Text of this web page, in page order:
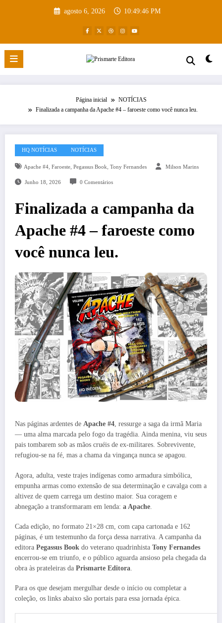
agosto 6, 2026 10:49:47 PM
Página inicial
NOTÍCIAS
Finalizada a campanha da Apache #4 – faroeste como você nunca leu.
HQ NOTÍCIAS NOTÍCIAS
Apache #4, Faroeste, Pegassus Book, Tony Fernandes Milson Marins
Junho 18, 2026 0 Comentários
Finalizada a campanha da
Apache #4 – faroeste como
você nunca leu.
Nas páginas ardentes de Apache #4, ressurge a saga da irmã Maria
— uma alma marcada pelo fogo da tragédia. Ainda menina, viu seus
pais tombarem sob as mãos cruéis de ex-militares. Sobrevivente,
refugiou-se na fé, mas a chama da vingança nunca se apagou.
Agora, adulta, veste trajes indígenas como armadura simbólica,
empunha armas como extensão de sua determinação e cavalga com a
altivez de quem carrega um destino maior. Sua coragem e
abnegação a transformaram em lenda: a Apache
Cada edição, no formato 21×28 cm, com capa cartonada e 162
páginas, é um testemunho da força dessa narrativa. A campanha da
editora Pegassus Book do veterano quadrinhista Tony Fernandes
encerrou-se em triunfo, e o público aguarda ansioso pela chegada da
obra às prateleiras da Prismarte Editora
Para os que desejam mergulhar desde o início ou completar a
coleção, os links abaixo são portais para essa jornada épica.